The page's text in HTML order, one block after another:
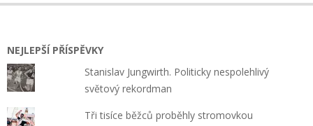
NEJLEPŠÍ PŘÍSPĚVKY
Stanislav Jungwirth. Politicky nespolehlivý
světový rekordman
Tři tisíce běžců proběhly stromovkou